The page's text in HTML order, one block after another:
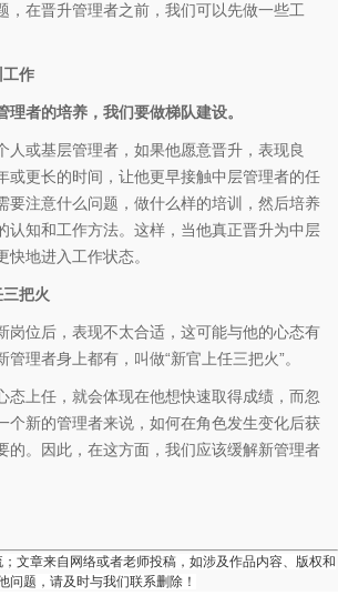
，在晋升管理者之前，我们可以先做一些工
工作
理者的培养，我们要做梯队建设。
人或基层管理者，如果他愿意晋升，表现良
或更长的时间，让他更早接触中层管理者的任
要注意什么问题，做什么样的培训，然后培养
认知和工作方法。这样，当他真正晋升为中层
地进入工作状态。
把火
岗位后，表现不太合适，这可能与他的心态有
理者身上都有，叫做“新官上任三把火”。
态上任，就会体现在他想快速取得成绩，而忽
个新的管理者来说，如何在角色发生变化后获
的。因此，在这方面，我们应该缓解新管理者
文章来自网络或者老师投稿，如涉及作品内容、版权和
问题，请及时与我们联系删除！